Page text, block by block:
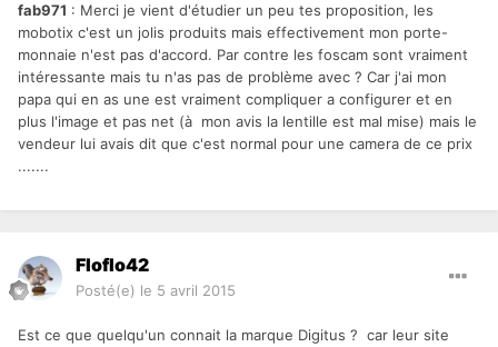
fab971 : Merci je vient d'étudier un peu tes proposition, les
mobotix c'est un jolis produits mais effectivement mon porte-
monnaie n'est pas d'accord. Par contre les foscam sont vraiment
intéressante mais tu n'as pas de problème avec ? Car j'ai mon
papa qui en as une est vraiment compliquer a configurer et en
plus l'image et pas net (à mon avis la lentille est mal mise) mais le
vendeur lui avais dit que c'est normal pour une camera de ce prix
.......
Floflo42
Posté(e) le 5 avril 2015
Est ce que quelqu'un connait la marque Digitus ? car leur site